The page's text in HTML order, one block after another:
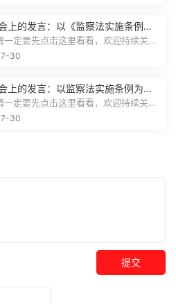
上的发言：以《监察法实施条例》
察工作高质量发展
一定要先点击这里看看，欢迎持续关
板每天推送预览结束，本文...
30
上的发言：以监察法实施条例为纲
作高质量发展
一定要先点击这里看看，欢迎持续关
板每天推送预览结束，本文...
30
提交